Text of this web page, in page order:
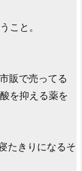
こと。
市販で売ってる
を抑える薬を
たきりになるそ